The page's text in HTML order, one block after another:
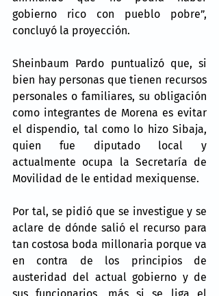
gobierno rico con pueblo pobre”,
concluyó la proyección.
Sheinbaum Pardo puntualizó que, si
bien hay personas que tienen recursos
personales o familiares, su obligación
como integrantes de Morena es evitar
el dispendio, tal como lo hizo Sibaja,
quien fue diputado local y
actualmente ocupa la Secretaría de
Movilidad de le entidad mexiquense.
Por tal, se pidió que se investigue y se
aclare de dónde salió el recurso para
tan costosa boda millonaria porque va
en contra de los principios de
austeridad del actual gobierno y de